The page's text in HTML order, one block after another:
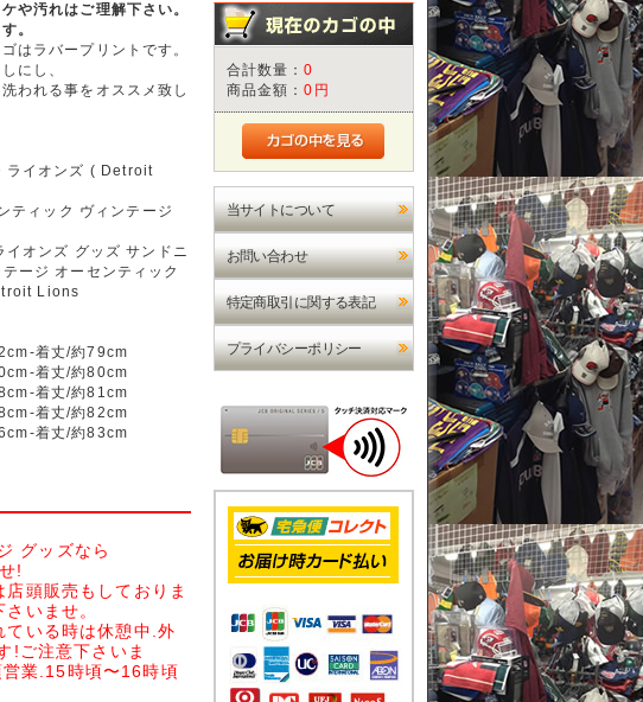
や汚れはご理解下さい。
。
はラバープリントです。
にし、
われる事をオススメ致し
ライオンズ ( Detroit
ティック ヴィンテージ
オンズ グッズ サンドニ
ージ オーセンティック
Lions
着丈/約79cm
着丈/約80cm
着丈/約81cm
着丈/約82cm
着丈/約83cm
グッズなら
!
頭販売もしておりま
いませ。
ている時は休憩中.外
!ご注意下さいま
業.15時頃〜16時頃
合計数量：0
商品金額：0円
当サイトについて
お問い合わせ
特定商取引に関する表記
プライバシーポリシー